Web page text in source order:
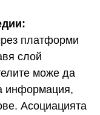
платформи
слой
може да
информация,
Асоциацията